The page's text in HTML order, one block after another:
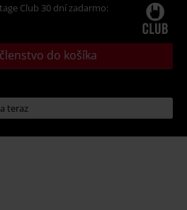
Club 30 dní zadarmo:
do košíka
teraz